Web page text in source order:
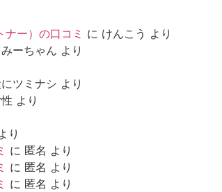
ー）の口コミ に けんこう より
みーちゃん より
ツミナシ より
より
り
に 匿名 より
に 匿名 より
に 匿名 より